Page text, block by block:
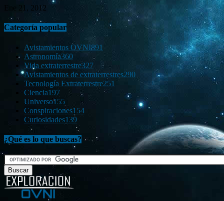
Ene 21, 2012
Categoría popular
Avistamientos OVNI891
Astronomía360
Vida extraterrestre327
Avistamientos de extraterrestres290
Tecnología Extraterrestre251
Ciencia197
Universo155
Conspiraciones154
Curiosidades139
¿Qué es lo que buscas?